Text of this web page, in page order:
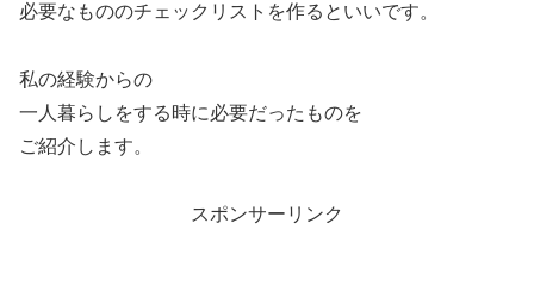
必要なもののチェックリストを作るといいです。
私の経験からの
一人暮らしをする時に必要だったものを
ご紹介します。
スポンサーリンク